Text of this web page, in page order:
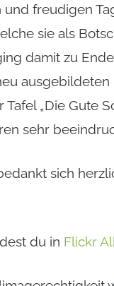
freudigen
sie als
damit zu
„Die Gute
sehr
sich
du in Flickr